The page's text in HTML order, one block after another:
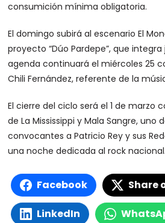
consumición mínima obligatoria.
El domingo subirá al escenario El
proyecto “Dúo Pardepe”, que integra
agenda continuará el miércoles 25
Chili Fernández, referente de la
El cierre del ciclo será el 1 de marzo
de La Mississippi y Mala Sangre, uno
convocantes a Patricio Rey y sus
una noche dedicada al rock nacional.
Facebook Share
LinkedIn